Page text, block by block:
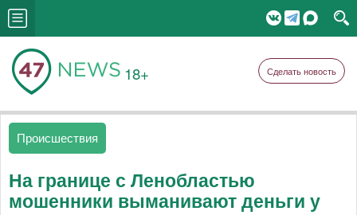
18+ Сделать новость
Происшествия
На границе с Ленобластью
мошенники выманивают деньги у